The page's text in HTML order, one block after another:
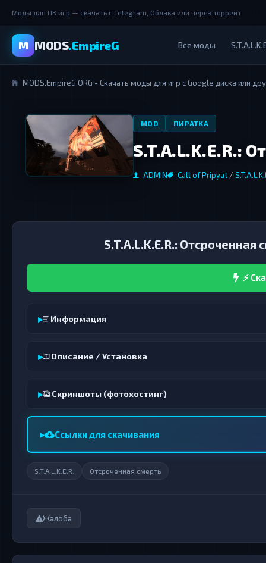
Моды для ПК игр — скачать с Telegram, Облака или через торрент
M MODS.EmpireG Все моды
MODS.EmpireG.ORG - Скачать моды для игр с Google диска или
MOD ПИРАТКА
S.T.A.L.K.E.R.:
ADMIN Call of Pripyat /
S.T.A.L.K.E.R.: Отсроченная
⚡
Информация
Описание / Установка
Скриншоты (фотохостинг)
Ссылки для скачивания
S.T.A.L.K.E.R. Отсроченная смерть
Жалоба